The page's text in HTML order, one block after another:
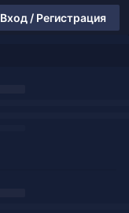
Вход / Регистрация